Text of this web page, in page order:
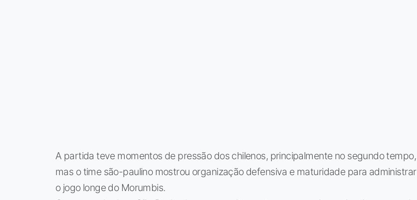
A partida teve momentos de pressão dos chilenos, principalmente no segundo tempo,
mas o time são-paulino mostrou organização defensiva e maturidade para administrar
o jogo longe do Morumbis.